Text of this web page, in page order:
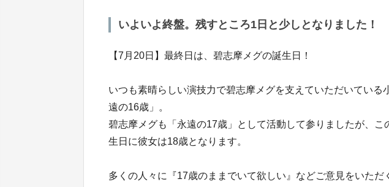
いよいよ終盤。残すところ1日と少しとなりました！
【7月20日】最終日は、碧志摩メグの誕生日！
いつも素晴らしい演技力で碧志摩メグを支えていただいている
遠の16歳」。
碧志摩メグも「永遠の17歳」として活動して参りましたが、こ
生日に彼女は18歳となります。
多くの人々に『17歳のままでいて欲しい』などご意見をいただ